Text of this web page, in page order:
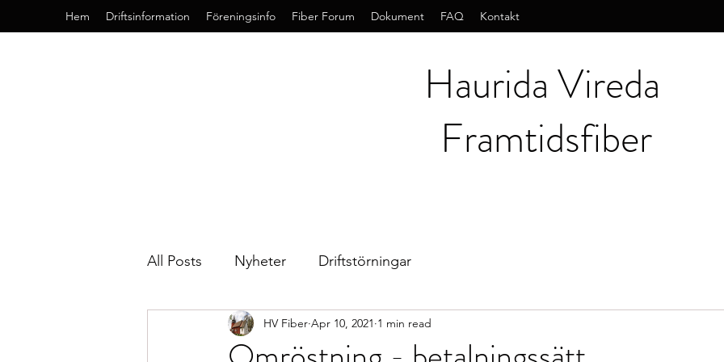
Hem Driftsinformation Föreningsinfo Fiber Forum Dokument FAQ Kontakt
Haurida Vireda
Framtidsfiber
All Posts Nyheter Driftstörningar
HV Fiber Apr 10, 2021 1 min read